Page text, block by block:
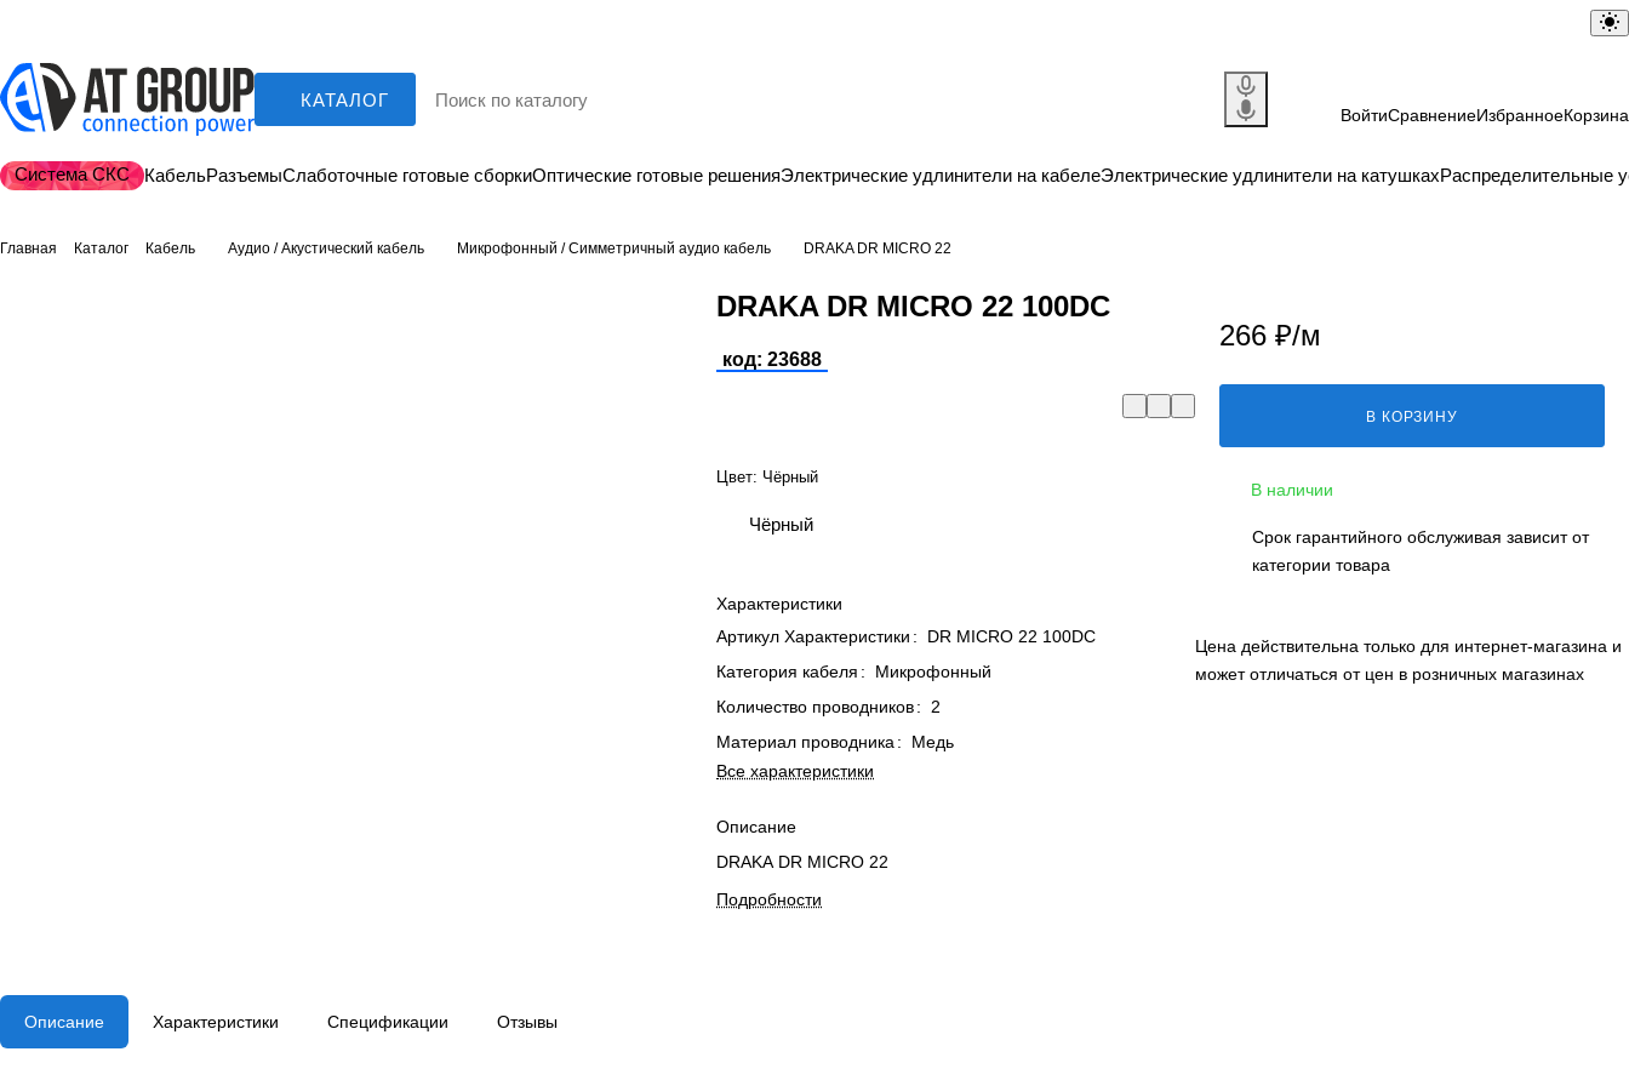
КАТАЛОГ
ВойтиСравнениеИзбранноеКорзина
Система СКС КабельРазъемыСлаботочные готовые сборкиОптические готовые решенияЭлектрические удлинители на кабелеЭлектрические удлинители на катушкахРаспределительные
Главная Каталог Кабель Аудио / Акустический кабель Микрофонный / Симметричный аудио кабель DRAKA DR MICRO 22
DRAKA DR MICRO 22 100DC
код: 23688
Цвет: Чёрный
Чёрный
Характеристики
Артикул Характеристики :
DR MICRO 22 100DC
Категория кабеля :
Микрофонный
Количество проводников:
2
Материал проводника :
Медь
Все характеристики
Описание
DRAKA DR MICRO 22
Подробности
266 ₽/м
В КОРЗИНУ
В наличии
Срок гарантийного обслуживая зависит от
категории товара
Цена действительна только для интернет-магазина и
может отличаться от цен в розничных магазинах
Описание Характеристики Спецификации Отзывы